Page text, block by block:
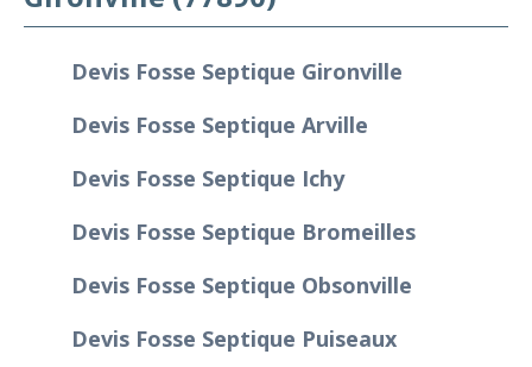
Devis Fosse Septique Gironville
Devis Fosse Septique Arville
Devis Fosse Septique Ichy
Devis Fosse Septique Bromeilles
Devis Fosse Septique Obsonville
Devis Fosse Septique Puiseaux